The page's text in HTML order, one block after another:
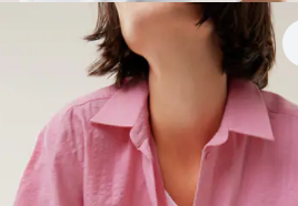
13 von 24.
Hemdbluse
3,8 (8)
129,99
Fr. 54,99 (-58%)